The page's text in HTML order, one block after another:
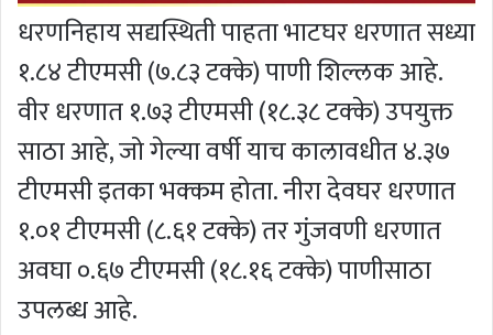
धरणनिहाय सद्यस्थिती पाहता भाटघर धरणात सध्या
१.८४ टीएमसी (७.८३ टक्के) पाणी शिल्लक आहे.
वीर धरणात १.७३ टीएमसी (१८.३८ टक्के) उपयुक्त
साठा आहे, जो गेल्या वर्षी याच कालावधीत ४.३७
टीएमसी इतका भक्कम होता. नीरा देवघर धरणात
१.०१ टीएमसी (८.६१ टक्के) तर गुंजवणी धरणात
अवघा ०.६७ टीएमसी (१८.१६ टक्के) पाणीसाठा
उपलब्ध आहे.